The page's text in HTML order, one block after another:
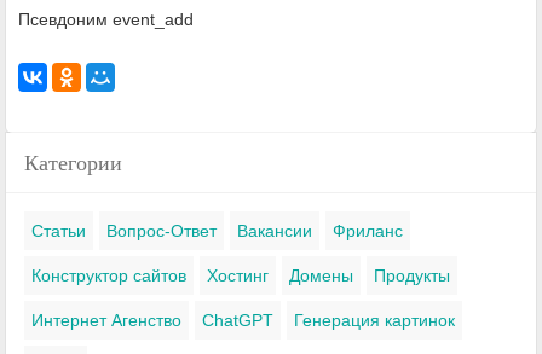
Псевдоним event_add
Категории
Статьи Вопрос-Ответ Вакансии Фриланс
Конструктор сайтов Хостинг Домены Продукты
Интернет Агенство ChatGPT Генерация картинок